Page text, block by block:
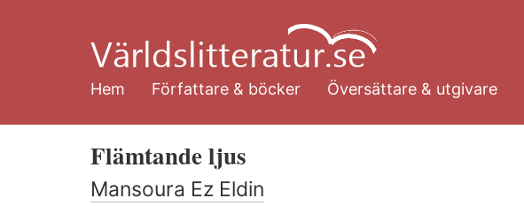
huvudinnehåll
Hem
Författare & böcker Översättare & utgivare
Flämtande ljus
Mansoura Ez Eldin